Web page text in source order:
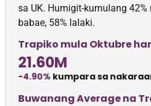
sa UK. Humigit-kumulang
babae, 58% lalaki.
Trapiko mula Oktubre
21.60M
-4.90% kumpara sa
Buwanang Average na